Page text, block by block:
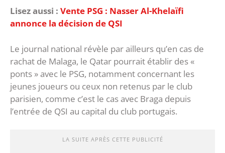
Lisez aussi : Vente PSG : Nasser Al-Khelaïfi
annonce la décision de QSI
Le journal national révèle par ailleurs qu’en cas de
rachat de Malaga, le Qatar pourrait établir des «
ponts » avec le PSG, notamment concernant les
jeunes joueurs ou ceux non retenus par le club
parisien, comme c’est le cas avec Braga depuis
l’entrée de QSI au capital du club portugais.
LA SUITE APRÈS CETTE PUBLICITÉ